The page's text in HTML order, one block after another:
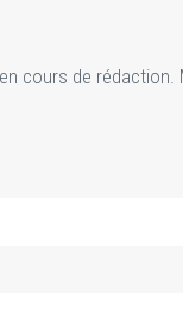
cours de